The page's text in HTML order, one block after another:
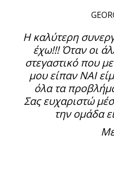
Η καλύτερη
έχω!!! Όταν οι
στεγαστικό που
μου είπαν ΝΑΙ
όλα τα
Σας ευχαριστώ
την ομάδα